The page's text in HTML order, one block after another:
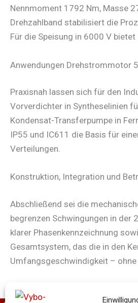
Nennmoment 1792 Nm, Masse
Drehzahlband stabilisiert die
Für die Speisung in 6000 V
Anwendungen Drehstrommotor
Praxisnah lassen sich für den
Vorverdichter in Syntheselinien
Kondensat-Transferpumpe in
IP55 und IC611 die Basis für
Verteilungen.
Konstruktion, Integration und
Abschließend sei die
begrenzen Schwingungen in
klarer Phasenkennzeichnung
Gesamtsystem, das die in den
Umfangsgeschwindigkeit –